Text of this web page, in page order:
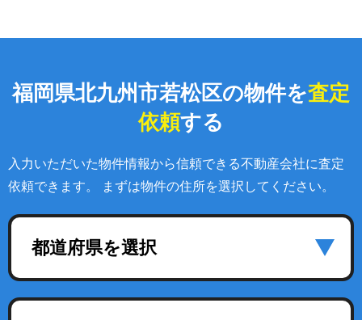
福岡県北九州市若松区の物件を査定
依頼する
入力いただいた物件情報から信頼できる不動産会社に査定
依頼できます。 まずは物件の住所を選択してください。
都道府県を選択